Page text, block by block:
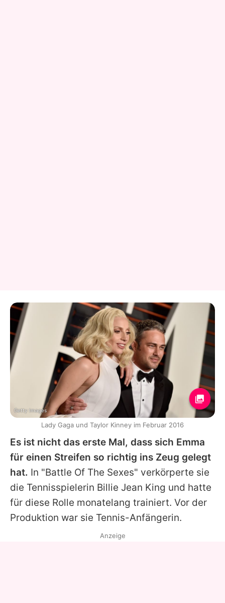
Es ist nicht das erste Mal, dass sich Emma
für einen Streifen so richtig ins Zeug gelegt
hat. In "Battle Of The Sexes" verkörperte sie
die Tennisspielerin Billie Jean King und hatte
für diese Rolle monatelang trainiert. Vor der
Produktion war sie Tennis-Anfängerin.
Getty Images
Lady Gaga und Taylor Kinney im Februar 2016
Anzeige